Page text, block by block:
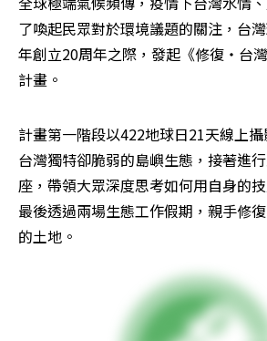
了喚起民眾對於環境議題的關注，台
年創立20周年之際，發起《修復・台
計畫。
計畫第一階段以422地球日21天線上
台灣獨特卻脆弱的島嶼生態，接著進
座，帶領大眾深度思考如何用自身的
最後透過兩場生態工作假期，親手修
的土地。